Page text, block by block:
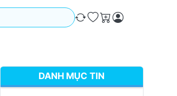
tự động xuất hiện khi bạn nhập. Nhấn phím
So sánh
Ưa thích
Giỏ hàng
DANH MỤC TIN